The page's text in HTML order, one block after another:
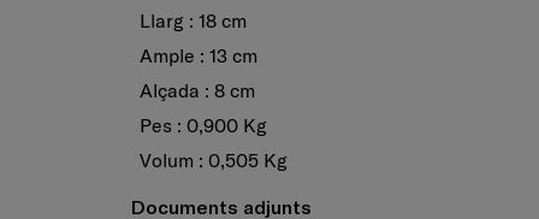
Llarg : 18 cm
Ample : 13 cm
Alçada : 8 cm
Pes : 0,900 Kg
Volum : 0,505 Kg
Documents adjunts